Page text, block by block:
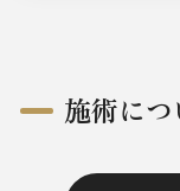
施術につ